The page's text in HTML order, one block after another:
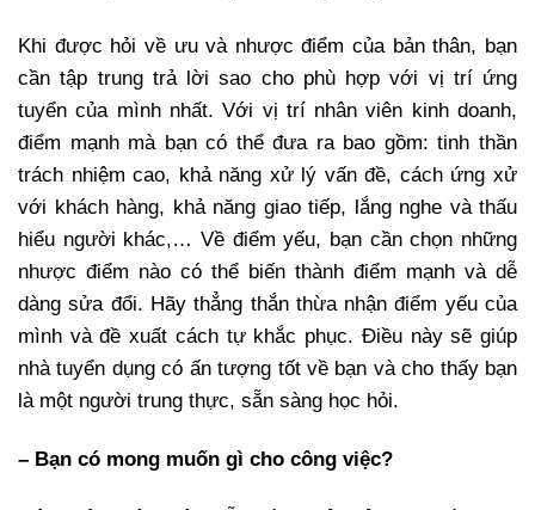
Khi được hỏi về ưu và nhược điểm của bản thân, bạn
cần tập trung trả lời sao cho phù hợp với vị trí ứng
tuyển của mình nhất. Với vị trí nhân viên kinh doanh,
điểm mạnh mà bạn có thể đưa ra bao gồm: tinh thần
trách nhiệm cao, khả năng xử lý vấn đề, cách ứng xử
với khách hàng, khả năng giao tiếp, lắng nghe và thấu
hiểu người khác,… Về điểm yếu, bạn cần chọn những
nhược điểm nào có thể biến thành điểm mạnh và dễ
dàng sửa đổi. Hãy thẳng thắn thừa nhận điểm yếu của
mình và đề xuất cách tự khắc phục. Điều này sẽ giúp
nhà tuyển dụng có ấn tượng tốt về bạn và cho thấy bạn
là một người trung thực, sẵn sàng học hỏi.
– Bạn có mong muốn gì cho công việc?